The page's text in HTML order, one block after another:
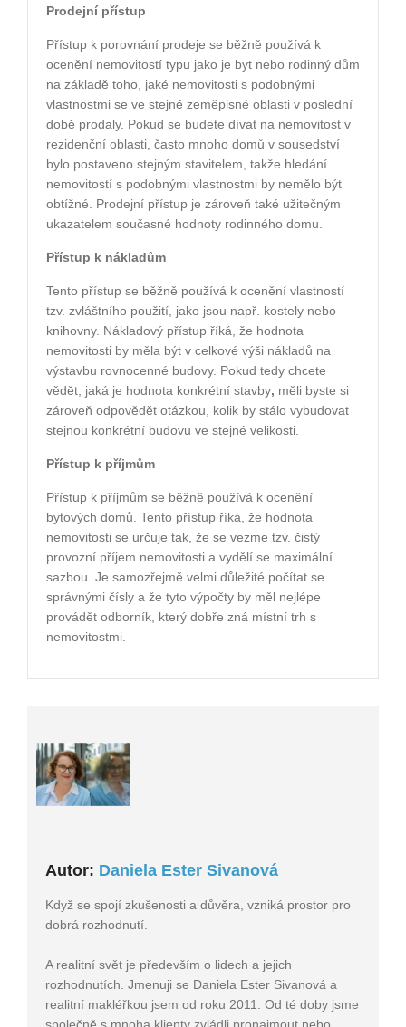
Prodejní přístup
Přístup k porovnání prodeje se běžně používá k
ocenění nemovitostí typu jako je byt nebo rodinný dům
na základě toho, jaké nemovitosti s podobnými
vlastnostmi se ve stejné zeměpisné oblasti v poslední
době prodaly. Pokud se budete dívat na nemovitost v
rezidenční oblasti, často mnoho domů v sousedství
bylo postaveno stejným stavitelem, takže hledání
nemovitostí s podobnými vlastnostmi by nemělo být
obtížné. Prodejní přístup je zároveň také užitečným
ukazatelem současné hodnoty rodinného domu.
Přístup k nákladům
Tento přístup se běžně používá k ocenění vlastností
tzv. zvláštního použití, jako jsou např. kostely nebo
knihovny. Nákladový přístup říká, že hodnota
nemovitosti by měla být v celkové výši nákladů na
výstavbu rovnocenné budovy. Pokud tedy chcete
vědět, jaká je hodnota konkrétní stavby, měli byste si
zároveň odpovědět otázkou, kolik by stálo vybudovat
stejnou konkrétní budovu ve stejné velikosti.
Přístup k příjmům
Přístup k příjmům se běžně používá k ocenění
bytových domů. Tento přístup říká, že hodnota
nemovitosti se určuje tak, že se vezme tzv. čistý
provozní příjem nemovitosti a vydělí se maximální
sazbou. Je samozřejmě velmi důležité počítat se
správnými čísly a že tyto výpočty by měl nejlépe
provádět odborník, který dobře zná místní trh s
nemovitostmi.
Autor: Daniela Ester Sivanová
Když se spojí zkušenosti a důvěra, vzniká prostor pro
dobrá rozhodnutí.
A realitní svět je především o lidech a jejich
rozhodnutích. Jmenuji se Daniela Ester Sivanová a
realitní makléřkou jsem od roku 2011. Od té doby jsme